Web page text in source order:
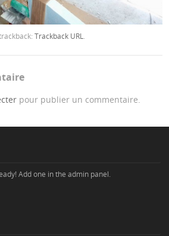
Trackback URL
pour publier un commentaire.
Add one in the admin panel.